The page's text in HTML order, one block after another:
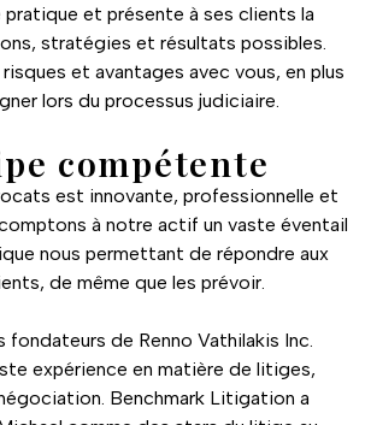
pratique et présente à ses clients la
stratégies et résultats possibles.
et avantages avec vous, en plus
lors du processus judiciaire.
compétente
est innovante, professionnelle et
à notre actif un vaste éventail
nous permettant de répondre aux
de même que les prévoir.
fondateurs de Renno Vathilakis Inc.
expérience en matière de litiges,
Benchmark Litigation a